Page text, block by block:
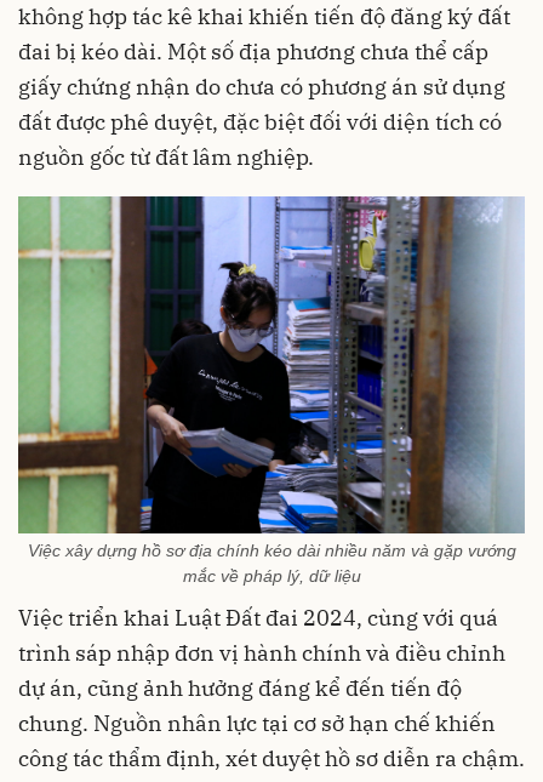
không hợp tác kê khai khiến tiến độ đăng ký đất
đai bị kéo dài. Một số địa phương chưa thể cấp
giấy chứng nhận do chưa có phương án sử dụng
đất được phê duyệt, đặc biệt đối với diện tích có
nguồn gốc từ đất lâm nghiệp.
Việc xây dựng hồ sơ địa chính kéo dài nhiều năm và gặp vướng
mắc về pháp lý, dữ liệu
Việc triển khai Luật Đất đai 2024, cùng với quá
trình sáp nhập đơn vị hành chính và điều chỉnh
dự án, cũng ảnh hưởng đáng kể đến tiến độ
chung. Nguồn nhân lực tại cơ sở hạn chế khiến
công tác thẩm định, xét duyệt hồ sơ diễn ra chậm.